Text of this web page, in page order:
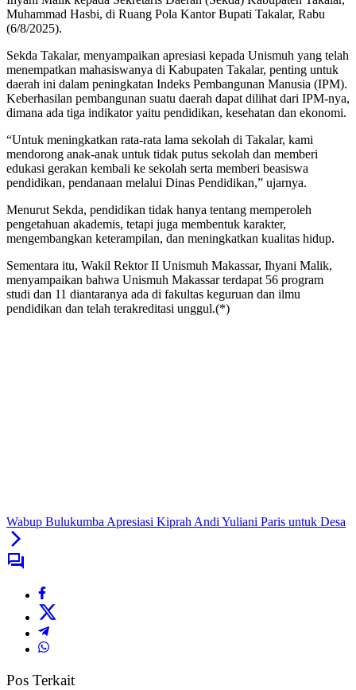
Muhammad Hasbi, di Ruang Pola Kantor Bupati Takalar, Rabu
(6/8/2025).
Sekda Takalar, menyampaikan apresiasi kepada Unismuh yang telah
menempatkan mahasiswanya di Kabupaten Takalar, penting untuk
daerah ini dalam peningkatan Indeks Pembangunan Manusia (IPM).
Keberhasilan pembangunan suatu daerah dapat dilihat dari IPM-nya,
dimana ada tiga indikator yaitu pendidikan, kesehatan dan ekonomi.
“Untuk meningkatkan rata-rata lama sekolah di Takalar, kami
mendorong anak-anak untuk tidak putus sekolah dan memberi
edukasi gerakan kembali ke sekolah serta memberi beasiswa
pendidikan, pendanaan melalui Dinas Pendidikan,” ujarnya.
Menurut Sekda, pendidikan tidak hanya tentang memperoleh
pengetahuan akademis, tetapi juga membentuk karakter,
mengembangkan keterampilan, dan meningkatkan kualitas hidup.
Sementara itu, Wakil Rektor II Unismuh Makassar, Ihyani Malik,
menyampaikan bahwa Unismuh Makassar terdapat 56 program
studi dan 11 diantaranya ada di fakultas keguruan dan ilmu
pendidikan dan telah terakreditasi unggul.(*)
Wabup Bulukumba Apresiasi Kiprah Andi Yuliani Paris untuk Desa
Pos Terkait